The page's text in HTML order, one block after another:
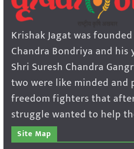
Krishak Jagat was
Chandra Bondriya and
Shri Suresh Chandra
two were like minded
freedom fighters that
struggle wanted to help
Site Map